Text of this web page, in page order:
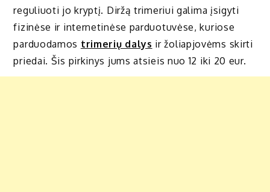
reguliuoti jo kryptį. Diržą trimeriui galima įsigyti
fizinėse ir internetinėse parduotuvėse, kuriose
parduodamos trimerių dalys ir žoliapjovėms skirti
priedai. Šis pirkinys jums atsieis nuo 12 iki 20 eur.